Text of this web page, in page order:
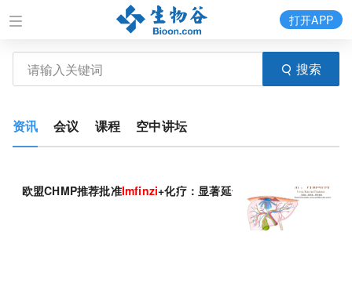
搜索
打开APP
资讯 会议 课程 空中讲坛
欧盟CHMP推荐批准Imfinzi+化疗：显著延长生存期！